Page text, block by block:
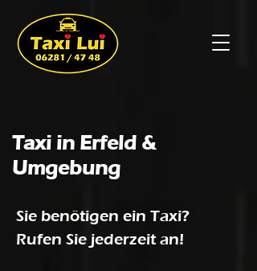
Taxi in Erfeld &
Umgebung
Sie benötigen ein Taxi?
Rufen Sie jederzeit an!